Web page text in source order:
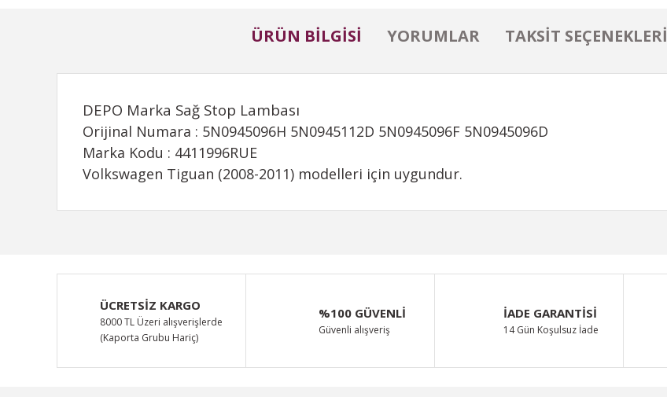
ÜRÜN BILGISI YORUMLAR TAKSIT SEÇENEKLERI
DEPO Marka Sağ Stop Lambası
Orijinal Numara : 5N0945096H 5N0945112D 5N0945096F 5N0945096D
Marka Kodu : 4411996RUE
Volkswagen Tiguan (2008-2011) modelleri için uygundur.
Yorum Yaz
Ürün resmi kalitesiz, bozuk veya görüntülenemiyor.
Ürün açıklamasında eksik bilgiler bulunuyor.
Ürün bilgilerinde hatalar bulunuyor.
Ürün fiyatı diğer sitelerden daha pahalı.
ÜCRETSİZ KARGO
8000 TL Üzeri alışverişlerde
(Kaporta Grubu Hariç)
%100 GÜVENLİ
Güvenli alışveriş
İADE GARANTİSİ
14 Gün Koşulsuz İade